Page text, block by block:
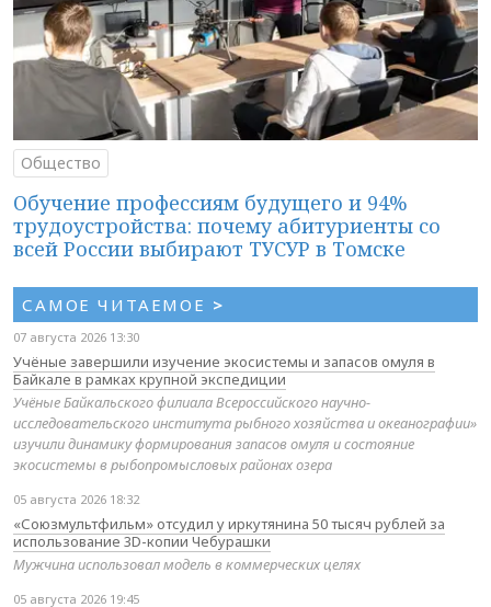
Общество
Обучение профессиям будущего и 94%
трудоустройства: почему абитуриенты со
всей России выбирают ТУСУР в Томске
САМОЕ ЧИТАЕМОЕ >
07 августа 2026 13:30
Учёные завершили изучение экосистемы и запасов омуля в
Байкале в рамках крупной экспедиции
Учёные Байкальского филиала Всероссийского научно-
исследовательского института рыбного хозяйства и океанографии»
изучили динамику формирования запасов омуля и состояние
экосистемы в рыбопромысловых районах озера
05 августа 2026 18:32
«Союзмультфильм» отсудил у иркутянина 50 тысяч рублей за
использование 3D-копии Чебурашки
Мужчина использовал модель в коммерческих целях
05 августа 2026 19:45